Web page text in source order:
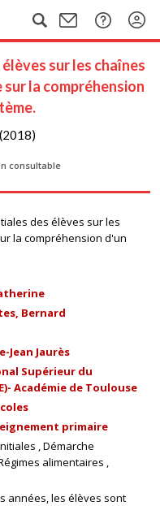
sur les chaînes
la compréhension
consultable
des élèves sur les
la compréhension d'un
Bernard
Jean Jaurès
Supérieur du
Académie de Toulouse
primaire
Démarche
alimentaires
années, les élèves sont